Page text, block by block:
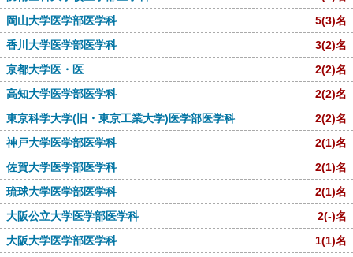
岡山大学医学部医学科
5(3)名
香川大学医学部医学科
3(2)名
京都大学医・医
2(2)名
高知大学医学部医学科
2(2)名
東京科学大学(旧・東京工業大学)医学部医学科
2(2)名
神戸大学医学部医学科
2(1)名
佐賀大学医学部医学科
2(1)名
琉球大学医学部医学科
2(1)名
大阪公立大学医学部医学科
2(-)名
大阪大学医学部医学科
1(1)名